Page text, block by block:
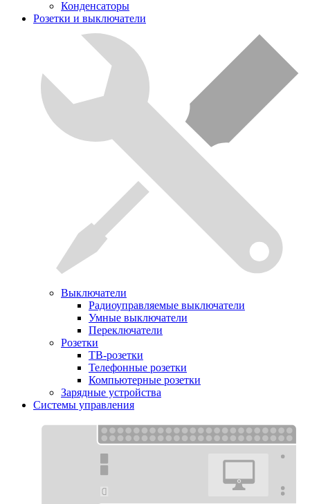
Конденсаторы
Розетки и выключатели
Выключатели
Радиоуправляемые выключатели
Умные выключатели
Переключатели
Розетки
ТВ-розетки
Телефонные розетки
Компьютерные розетки
Зарядные устройства
Системы управления